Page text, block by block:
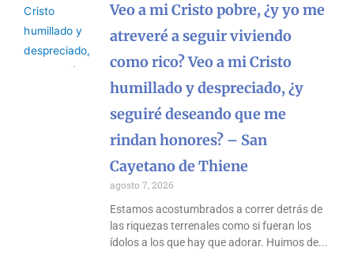
Veo a mi Cristo pobre, ¿y yo me
atreveré a seguir viviendo
como rico? Veo a mi Cristo
humillado y despreciado, ¿y
seguiré deseando que me
rindan honores? – San
Cayetano de Thiene
agosto 7, 2026
Estamos acostumbrados a correr detrás de
las riquezas terrenales como si fueran los
ídolos a los que hay que adorar. Huimos de